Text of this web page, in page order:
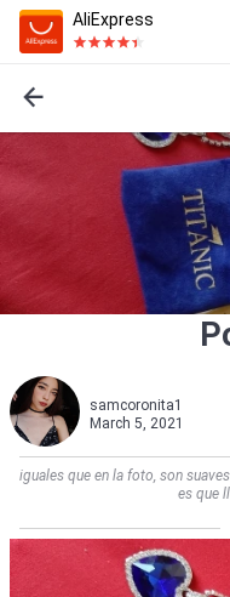
AliExpress
samcoronita1
March 5, 2021
iguales que en la foto, son
es que